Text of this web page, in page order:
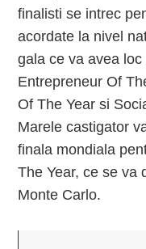
finalisti se intrec
acordate la nivel
gala ce va avea
Entrepreneur Of
Of The Year si
Marele castigator
finala mondiala
The Year, ce se va
Monte Carlo.